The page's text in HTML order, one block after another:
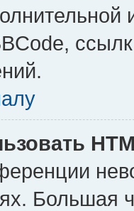
Большая